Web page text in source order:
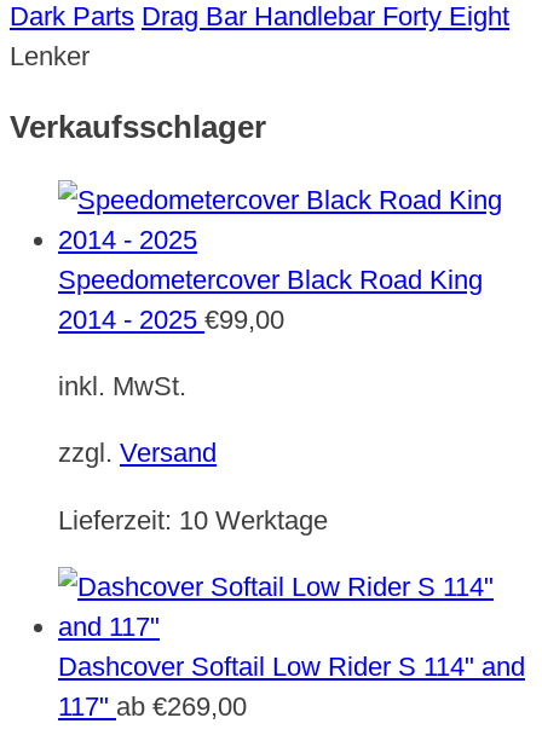
Dark Parts Drag Bar Handlebar Forty Eight
Lenker
Verkaufsschlager
Speedometercover Black Road King
2014 - 2025 €99,00
inkl. MwSt.
zzgl. Versand
Lieferzeit: 10 Werktage
Dashcover Softail Low Rider S 114" and
117" ab €269,00